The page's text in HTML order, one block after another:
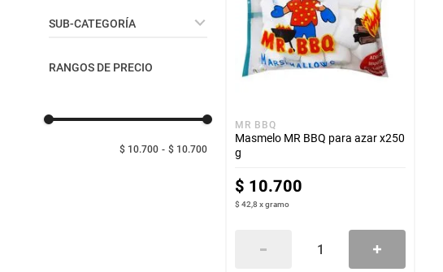
cuidado del bebé
Paquete
SUB-CATEGORÍA
RANGOS DE PRECIO
$ 10.700 $ 10.700
MR BBQ
Masmelo MR BBQ para azar x250
g
$ 10.700
$ 42,8 xgramo
Aceite